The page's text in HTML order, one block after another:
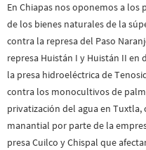
En Chiapas nos oponemos a
de los bienes naturales de la
contra la represa del Paso
represa Huistán I y Huistán II
la presa hidroeléctrica de
contra los monocultivos de
privatización del agua en
manantial por parte de la
presa Cuilco y Chispal que